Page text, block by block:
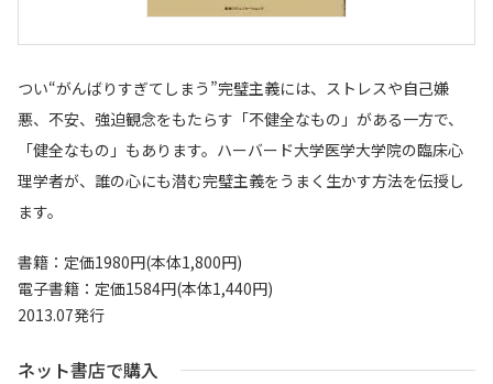
つい“がんばりすぎてしまう”完璧主義には、ストレスや自己嫌
悪、不安、強迫観念をもたらす「不健全なもの」がある一方で、
「健全なもの」もあります。ハーバード大学医学大学院の臨床心
理学者が、誰の心にも潜む完璧主義をうまく生かす方法を伝授し
ます。
書籍：定価1980円(本体1,800円)
電子書籍：定価1584円(本体1,440円)
2013.07発行
ネット書店で購入